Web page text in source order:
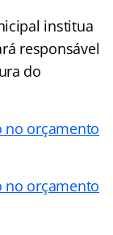
institua
responsável
do
no orçamento
no orçamento